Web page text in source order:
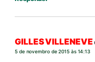
GILLES VILLENEVE
5 de novembro de 2015 às 14:13